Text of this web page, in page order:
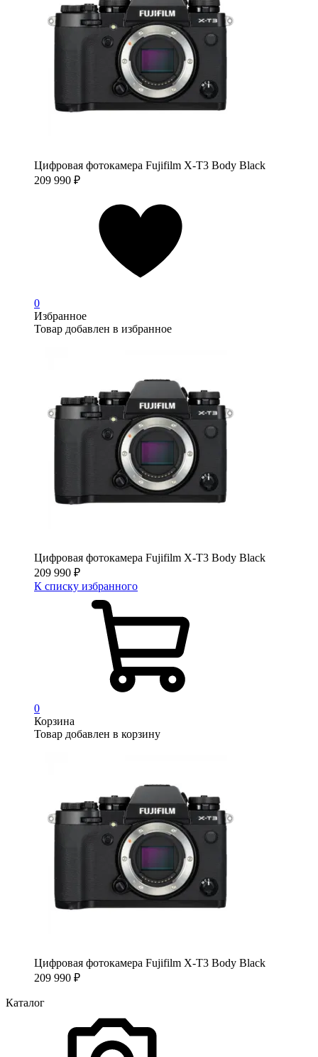
Цифровая фотокамера Fujifilm X-T3 Body Black
209 990 ₽
0
Избранное
Товар добавлен в избранное
Цифровая фотокамера Fujifilm X-T3 Body Black
209 990 ₽
К списку избранного
0
Корзина
Товар добавлен в корзину
Цифровая фотокамера Fujifilm X-T3 Body Black
209 990 ₽
Каталог